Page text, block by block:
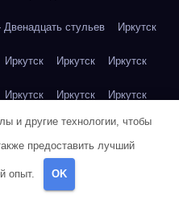
стульев Иркутск
Иркутск Иркутск Иркутск
Иркутск Иркутск Иркутск
Иркутск Иркутск Иркутск
Иркутск Йогурт
и другие технологии, чтобы
предоставить лучший
опыт. OK